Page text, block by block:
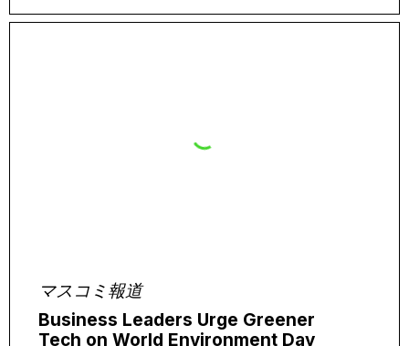
マスコミ報道
Business Leaders Urge Greener
Tech on World Environment Day